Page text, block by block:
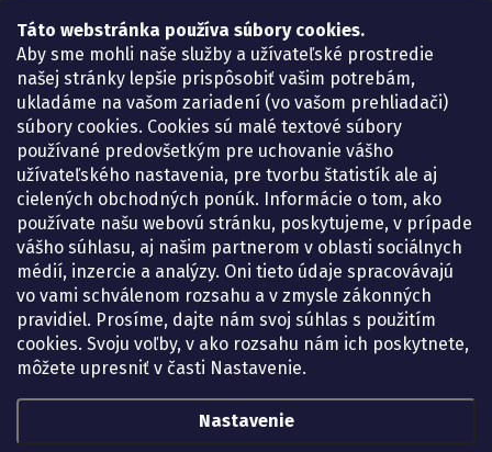
Táto webstránka používa súbory cookies.
Aby sme mohli naše služby a užívateľské prostredie
našej stránky lepšie prispôsobiť vašim potrebám,
ukladáme na vašom zariadení (vo vašom prehliadači)
súbory cookies. Cookies sú malé textové súbory
používané predovšetkým pre uchovanie vášho
užívateľského nastavenia, pre tvorbu štatistík ale aj
cielených obchodných ponúk. Informácie o tom, ako
používate našu webovú stránku, poskytujeme, v prípade
vášho súhlasu, aj našim partnerom v oblasti sociálnych
médií, inzercie a analýzy. Oni tieto údaje spracovávajú
vo vami schválenom rozsahu a v zmysle zákonných
pravidiel. Prosíme, dajte nám svoj súhlas s použitím
cookies. Svoju voľby, v ako rozsahu nám ich poskytnete,
môžete upresniť v časti Nastavenie.
Nastavenie
Lekáreň ADONAI
Košice – Smetanova 2
Pondelok:
07.30 – 15.30 h.
Utorok:
07.30 – 16.00 h.
Streda:
07.30 – 16.00 h.
Štvrtok:
07.30 – 15.30 h.
Piatok:
07.30 – 15.30 h.
KONTAKT
eshop@lekarenadonai.sk
+421 948 203 203
Nájdete nás na Facebooku.
lekarenadonai/